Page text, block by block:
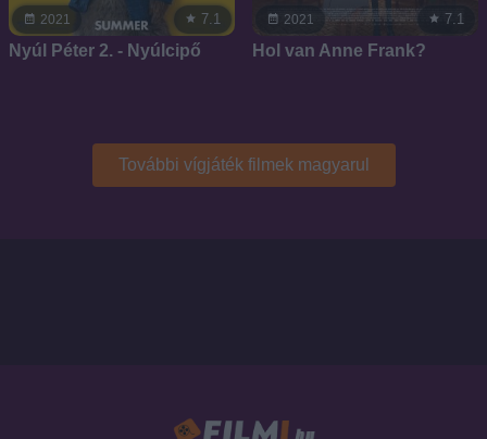
2021 7.1
Nyúl Péter 2. - Nyúlcipő
2021 7.1
Hol van Anne Frank?
További vígjáték filmek magyarul